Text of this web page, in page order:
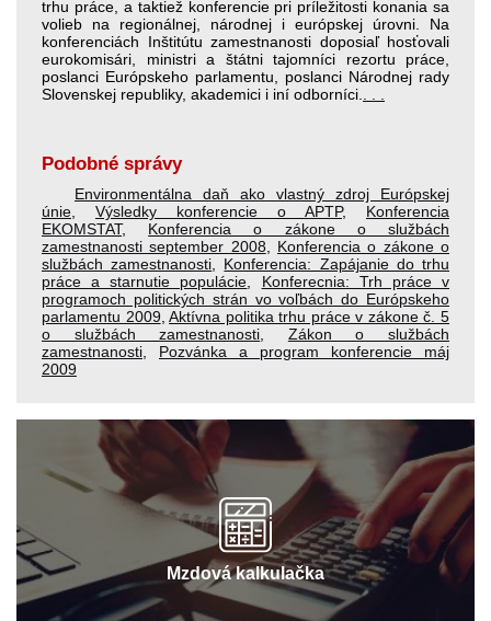
trhu práce, a taktiež konferencie pri príležitosti konania sa
volieb na regionálnej, národnej i európskej úrovni. Na
konferenciách Inštitútu zamestnanosti doposiaľ hosťovali
eurokomisári, ministri a štátni tajomníci rezortu práce,
poslanci Európskeho parlamentu, poslanci Národnej rady
Slovenskej republiky, akademici i iní odborníci.. . .
Podobné správy
Environmentálna daň ako vlastný zdroj Európskej
únie, Výsledky konferencie o APTP, Konferencia
EKOMSTAT, Konferencia o zákone o službách
zamestnanosti september 2008, Konferencia o zákone o
službách zamestnanosti, Konferencia: Zapájanie do trhu
práce a starnutie populácie, Konferecnia: Trh práce v
programoch politických strán vo voľbách do Európskeho
parlamentu 2009,Aktívna politika trhu práce v zákone č. 5
o službách zamestnanosti, Zákon o službách
zamestnanosti, Pozvánka a program konferencie máj
2009
Mzdová kalkulačka